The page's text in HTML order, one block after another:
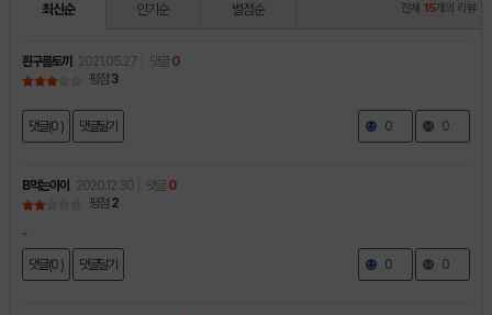
최신순 인기순 별점순 전체 15개의 리뷰
흰구름토끼 2021.05.27 댓글 0
평점 3
댓글(0 ) 댓글달기 0 0
B먹는아이 2020.12.30 댓글 0
평점 2
..
댓글(0 ) 댓글달기 0 0